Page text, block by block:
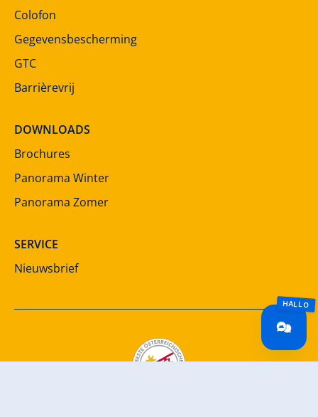
Colofon
Gegevensbescherming
GTC
Barrièrevrij
DOWNLOADS
Brochures
Panorama Winter
Panorama Zomer
SERVICE
Nieuwsbrief